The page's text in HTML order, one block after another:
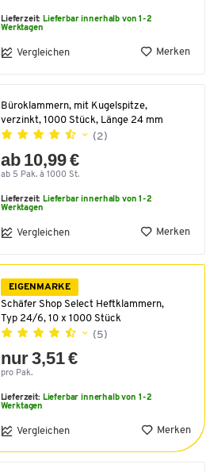
Lieferzeit: Lieferbar innerhalb von 1-2
Werktagen
Vergleichen Merken
Büroklammern, mit Kugelspitze,
verzinkt, 1000 Stück, Länge 24 mm
(2)
ab 10,99 €
ab 5 Pak. à 1000 St.
Lieferzeit: Lieferbar innerhalb von 1-2
Werktagen
Vergleichen Merken
EIGENMARKE
Schäfer Shop Select Heftklammern,
Typ 24/6, 10 x 1000 Stück
(5)
nur 3,51 €
pro Pak.
Lieferzeit: Lieferbar innerhalb von 1-2
Werktagen
Vergleichen Merken